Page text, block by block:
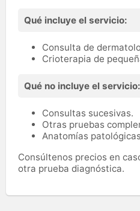
Qué incluye el servicio:
Consulta de
Crioterapia de
Qué no incluye el servicio:
Consultas sucesivas.
Otras pruebas
Anatomías
Consúltenos precios en
otra prueba diagnóstica.